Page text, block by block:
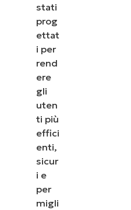
stati
prog
ettat
i per
rend
ere
gli
uten
ti più
effici
enti,
sicur
i e
per
migli